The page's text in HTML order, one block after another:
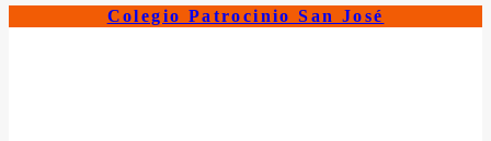
Colegio Patrocinio San José